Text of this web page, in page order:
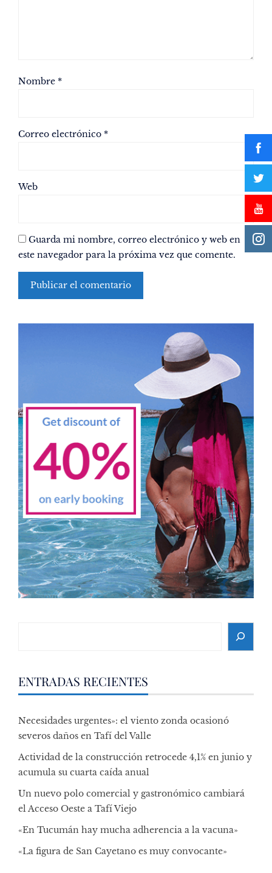
Nombre *
Correo electrónico *
Web
Guarda mi nombre, correo electrónico y web en
este navegador para la próxima vez que comente.
ENTRADAS RECIENTES
Necesidades urgentes»: el viento zonda ocasionó
severos daños en Tafí del Valle
Actividad de la construcción retrocede 4,1% en junio y
acumula su cuarta caída anual
Un nuevo polo comercial y gastronómico cambiará
el Acceso Oeste a Tafí Viejo
«En Tucumán hay mucha adherencia a la vacuna»
«La figura de San Cayetano es muy convocante»